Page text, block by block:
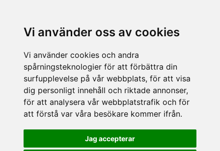
Vi använder oss av cookies
Vi använder cookies och andra
spårningsteknologier för att förbättra din
surfupplevelse på vår webbplats, för att visa
dig personligt innehåll och riktade annonser,
för att analysera vår webbplatstrafik och för
att förstå var våra besökare kommer ifrån.
Jag accepterar